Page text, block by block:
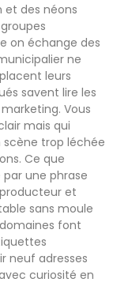
et des néons
on échange des
ne
leurs
savent lire les
Vous
mais qui
trop léchée
Ce que
une phrase
et
sans moule
font
neuf adresses
curiosité en